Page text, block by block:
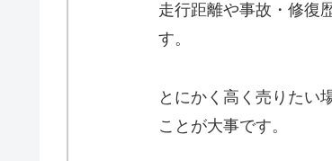
走行距離や事故・修復
す。
とにかく高く売りたい
ことが大事です。